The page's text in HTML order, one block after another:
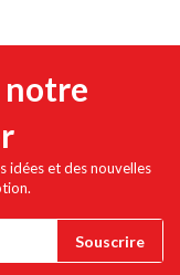
notre
idées et des nouvelles